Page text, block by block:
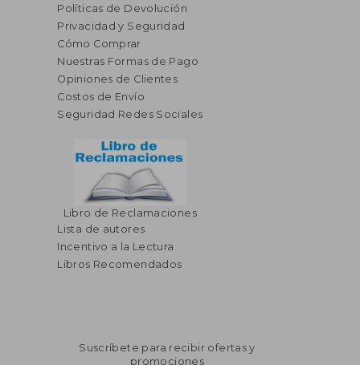
Políticas de Devolución
Privacidad y Seguridad
Cómo Comprar
Nuestras Formas de Pago
Opiniones de Clientes
Costos de Envío
Seguridad Redes Sociales
Libro de Reclamaciones
Lista de autores
Incentivo a la Lectura
Libros Recomendados
Suscríbete para recibir ofertas y
promociones